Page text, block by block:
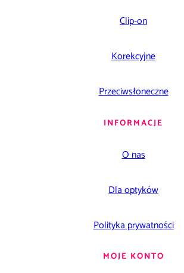
Clip-on
Korekcyjne
Przeciwsłoneczne
INFORMACJE
O nas
Dla optyków
Polityka prywatności
MOJE KONTO